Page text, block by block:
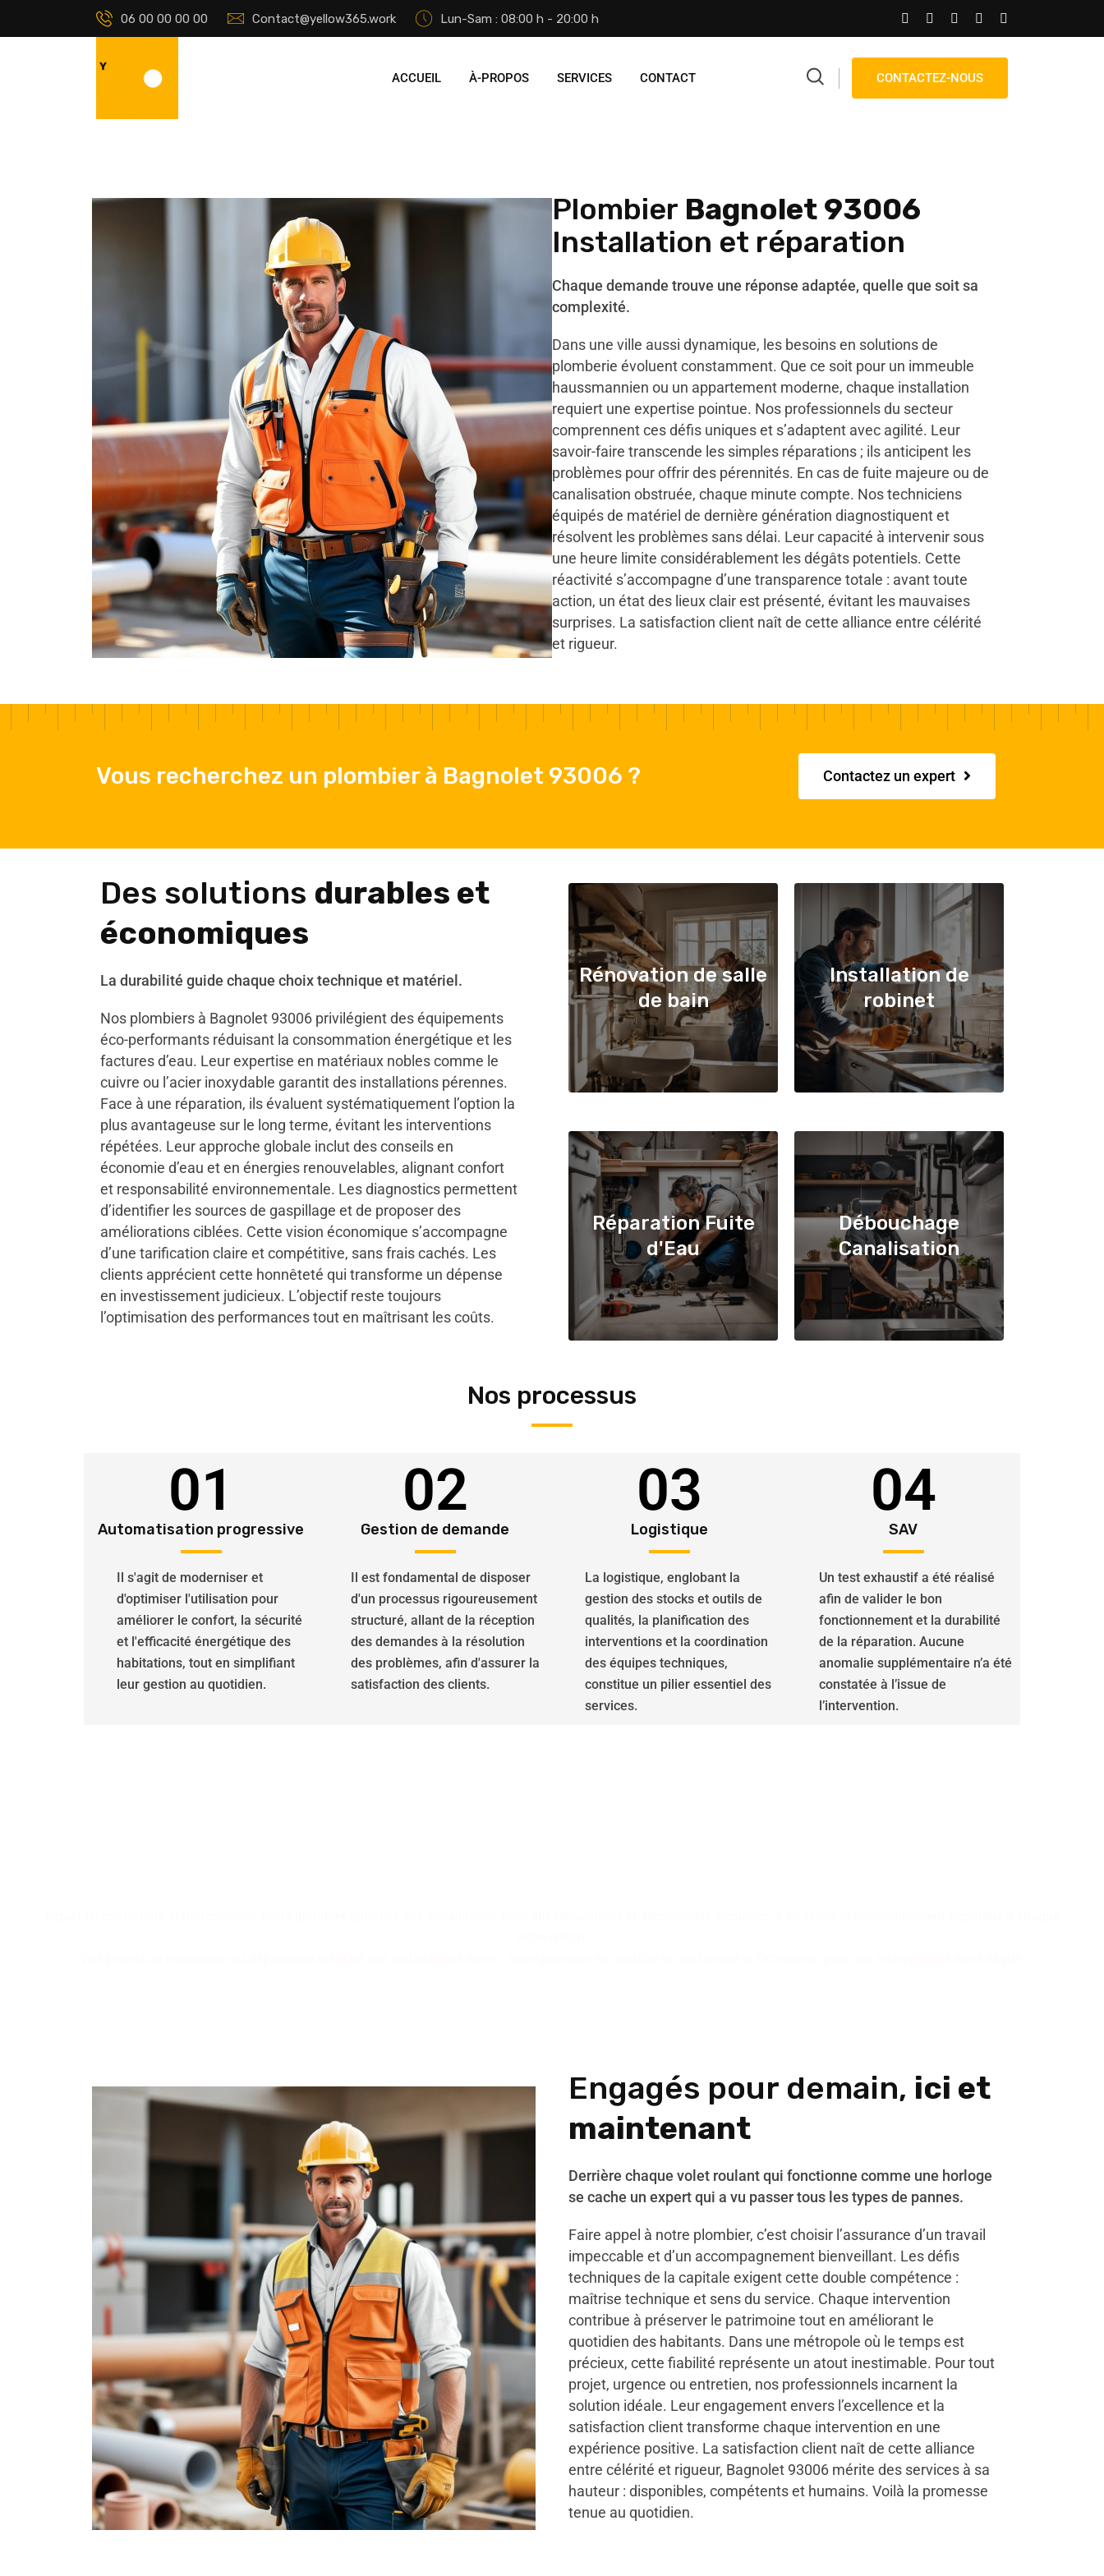
06 00 00 00 00 Contact@yellow365.work Lun-Sam : 08:00 h - 20:00 h
ACCUEIL À-PROPOS SERVICES CONTACT CONTACTEZ-NOUS
Plombier Bagnolet 93006
Installation et réparation
Chaque demande trouve une réponse adaptée, quelle que soit sa
complexité.
Dans une ville aussi dynamique, les besoins en solutions de
plomberie évoluent constamment. Que ce soit pour un immeuble
haussmannien ou un appartement moderne, chaque installation
requiert une expertise pointue. Nos professionnels du secteur
comprennent ces défis uniques et s’adaptent avec agilité. Leur
savoir-faire transcende les simples réparations ; ils anticipent les
problèmes pour offrir des pérennités. En cas de fuite majeure ou de
canalisation obstruée, chaque minute compte. Nos techniciens
équipés de matériel de dernière génération diagnostiquent et
résolvent les problèmes sans délai. Leur capacité à intervenir sous
une heure limite considérablement les dégâts potentiels. Cette
réactivité s’accompagne d’une transparence totale : avant toute
action, un état des lieux clair est présenté, évitant les mauvaises
surprises. La satisfaction client naît de cette alliance entre célérité
et rigueur.
Vous recherchez un plombier à Bagnolet 93006 ? Contactez un expert
Des solutions durables et
économiques
La durabilité guide chaque choix technique et matériel.
Nos plombiers à Bagnolet 93006 privilégient des équipements
éco-performants réduisant la consommation énergétique et les
factures d’eau. Leur expertise en matériaux nobles comme le
cuivre ou l’acier inoxydable garantit des installations pérennes.
Face à une réparation, ils évaluent systématiquement l’option la
plus avantageuse sur le long terme, évitant les interventions
répétées. Leur approche globale inclut des conseils en
économie d’eau et en énergies renouvelables, alignant confort
et responsabilité environnementale. Les diagnostics permettent
d’identifier les sources de gaspillage et de proposer des
améliorations ciblées. Cette vision économique s’accompagne
d’une tarification claire et compétitive, sans frais cachés. Les
clients apprécient cette honnêteté qui transforme un dépense
en investissement judicieux. L’objectif reste toujours
l’optimisation des performances tout en maîtrisant les coûts.
Rénovation de salle
de bain
Installation de
robinet
Réparation Fuite
d'Eau
Débouchage
Canalisation
Nos processus
01
Automatisation progressive
Il s'agit de moderniser et
d'optimiser l'utilisation pour
améliorer le confort, la sécurité
et l'efficacité énergétique des
habitations, tout en simplifiant
leur gestion au quotidien.
02
Gestion de demande
Il est fondamental de disposer
d'un processus rigoureusement
structuré, allant de la réception
des demandes à la résolution
des problèmes, afin d'assurer la
satisfaction des clients.
03
Logistique
La logistique, englobant la
gestion des stocks et outils de
qualités, la planification des
interventions et la coordination
des équipes techniques,
constitue un pilier essentiel des
services.
04
SAV
Un test exhaustif a été réalisé
afin de valider le bon
fonctionnement et la durabilité
de la réparation. Aucune
anomalie supplémentaire n’a été
constatée à l’issue de
l’intervention.
Engagés pour demain, ici et
maintenant
Derrière chaque volet roulant qui fonctionne comme une horloge
se cache un expert qui a vu passer tous les types de pannes.
Faire appel à notre plombier, c’est choisir l’assurance d’un travail
impeccable et d’un accompagnement bienveillant. Les défis
techniques de la capitale exigent cette double compétence :
maîtrise technique et sens du service. Chaque intervention
contribue à préserver le patrimoine tout en améliorant le
quotidien des habitants. Dans une métropole où le temps est
précieux, cette fiabilité représente un atout inestimable. Pour tout
projet, urgence ou entretien, nos professionnels incarnent la
solution idéale. Leur engagement envers l’excellence et la
satisfaction client transforme chaque intervention en une
expérience positive. La satisfaction client naît de cette alliance
entre célérité et rigueur, Bagnolet 93006 mérite des services à sa
hauteur : disponibles, compétents et humains. Voilà la promesse
tenue au quotidien.